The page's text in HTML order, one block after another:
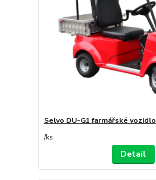
Selvo DU-G1 farmářské vozidlo
/ks
Detail